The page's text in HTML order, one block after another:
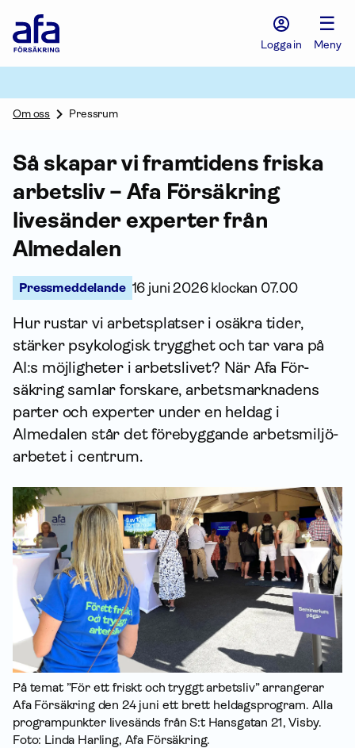
Försäkring
Logga in
☰
Meny
Om oss Pressrum
Så skapar vi framtidens friska
arbetsliv – Afa För­säkring
livesänder experter från
Almedalen
Pressmeddelande 16 juni 2026 klockan 07.00
Hur rustar vi arbetsplatser i osäkra tider,
stärker psykologisk trygghet och tar vara på
AI:s möjligheter i arbetslivet? När Afa För­
säkring samlar forskare, arbets­marknadens
parter och experter under en heldag i
Almedalen står det förebyggande arbets­miljö­
arbetet i centrum.
På temat ”För ett friskt och tryggt arbetsliv” arrangerar
Afa För­säkring den 24 juni ett brett heldagsprogram. Alla
programpunkter livesänds från S:t Hansgatan 21, Visby.
Foto: Linda Harling, Afa För­säkring.